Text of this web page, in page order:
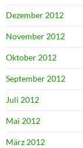
Dezember 2012
November 2012
Oktober 2012
September 2012
Juli 2012
Mai 2012
März 2012